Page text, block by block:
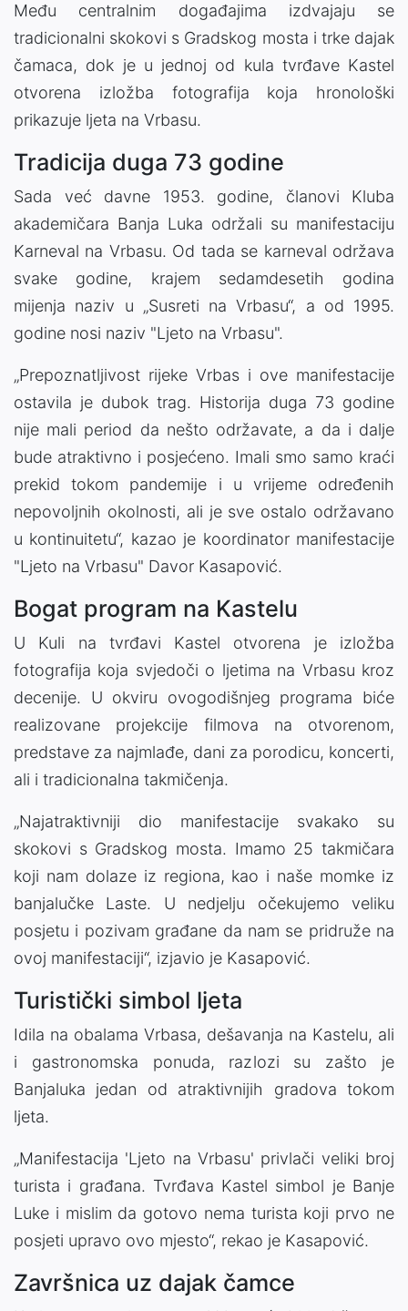
Među centralnim događajima izdvajaju se
tradicionalni skokovi s Gradskog mosta i trke dajak
čamaca, dok je u jednoj od kula tvrđave Kastel
otvorena izložba fotografija koja hronološki
prikazuje ljeta na Vrbasu.
Tradicija duga 73 godine
Sada već davne 1953. godine, članovi Kluba
akademičara Banja Luka održali su manifestaciju
Karneval na Vrbasu. Od tada se karneval održava
svake godine, krajem sedamdesetih godina
mijenja naziv u „Susreti na Vrbasu“, a od 1995.
godine nosi naziv "Ljeto na Vrbasu".
„Prepoznatljivost rijeke Vrbas i ove manifestacije
ostavila je dubok trag. Historija duga 73 godine
nije mali period da nešto održavate, a da i dalje
bude atraktivno i posjećeno. Imali smo samo kraći
prekid tokom pandemije i u vrijeme određenih
nepovoljnih okolnosti, ali je sve ostalo održavano
u kontinuitetu“, kazao je koordinator manifestacije
"Ljeto na Vrbasu" Davor Kasapović.
Bogat program na Kastelu
U Kuli na tvrđavi Kastel otvorena je izložba
fotografija koja svjedoči o ljetima na Vrbasu kroz
decenije. U okviru ovogodišnjeg programa biće
realizovane projekcije filmova na otvorenom,
predstave za najmlađe, dani za porodicu, koncerti,
ali i tradicionalna takmičenja.
„Najatraktivniji dio manifestacije svakako su
skokovi s Gradskog mosta. Imamo 25 takmičara
koji nam dolaze iz regiona, kao i naše momke iz
banjalučke Laste. U nedjelju očekujemo veliku
posjetu i pozivam građane da nam se pridruže na
ovoj manifestaciji“, izjavio je Kasapović.
Turistički simbol ljeta
Idila na obalama Vrbasa, dešavanja na Kastelu, ali
i gastronomska ponuda, razlozi su zašto je
Banjaluka jedan od atraktivnijih gradova tokom
ljeta.
„Manifestacija 'Ljeto na Vrbasu' privlači veliki broj
turista i građana. Tvrđava Kastel simbol je Banje
Luke i mislim da gotovo nema turista koji prvo ne
posjeti upravo ovo mjesto“, rekao je Kasapović.
Završnica uz dajak čamce